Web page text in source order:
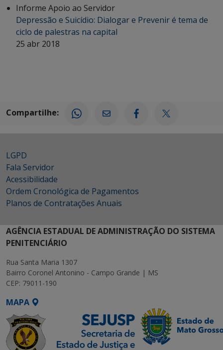
Informe Apoio ao Servidor
Depressão e Suicídio: Dialogar e Prevenir é tema de
ciclo de palestras na capital
25 abr 2018
Compartilhe:
LGPD
Fala Servidor
Acessibilidade
Ordem Cronológica de Pagamentos
Planos de Contratações Anuais
AGÊNCIA ESTADUAL DE ADMINISTRAÇÃO DO SISTEMA
PENITENCIÁRIO
Rua Santa Maria 1307
Bairro Coronel Antonino - Campo Grande | MS
CEP: 79011-190
MAPA